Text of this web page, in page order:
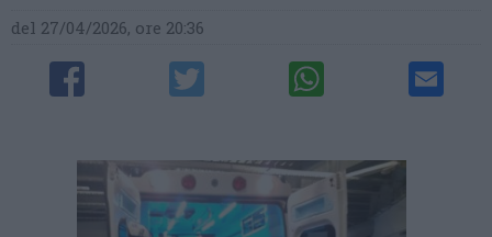
del 27/04/2026, ore 20:36